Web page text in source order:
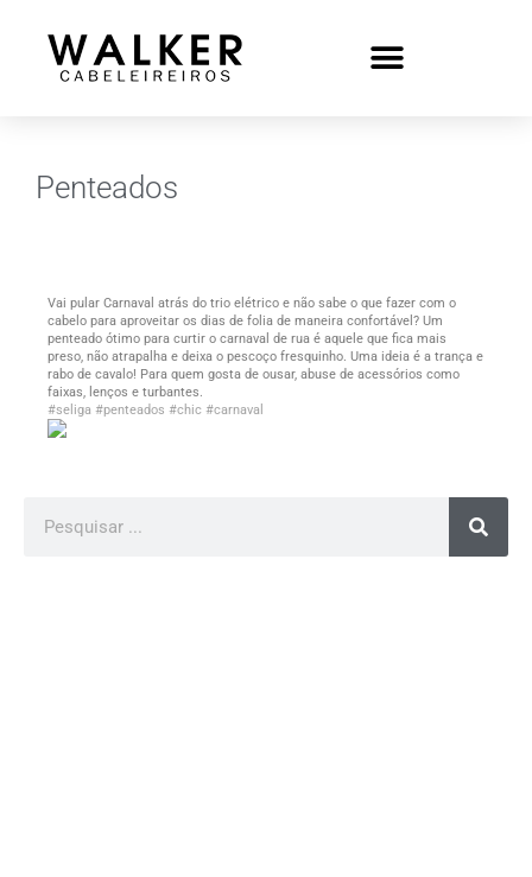
Penteados
Vai pular Carnaval atrás do trio elétrico e não sabe o que fazer com o
cabelo para aproveitar os dias de folia de maneira confortável? Um
penteado ótimo para curtir o carnaval de rua é aquele que fica mais
preso, não atrapalha e deixa o pescoço fresquinho. Uma ideia é a trança e
rabo de cavalo! Para quem gosta de ousar, abuse de acessórios como
faixas, lenços e turbantes.
#seliga #penteados #chic #carnaval